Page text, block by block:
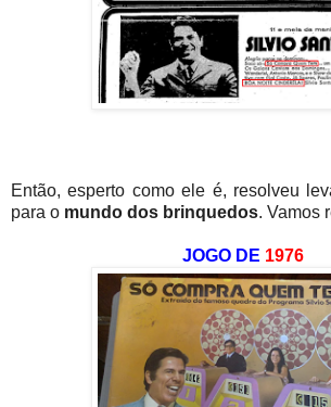
Então, esperto como ele é, resolveu
para o mundo dos brinquedos. Vamos
JOGO DE 1976